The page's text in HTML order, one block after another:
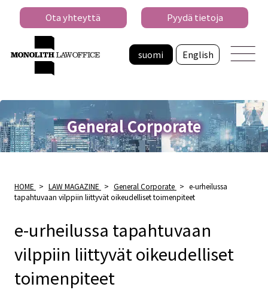
suomi English
Ota yhteyttä Pyydä tietoja
General Corporate
HOME > LAW MAGAZINE > General Corporate > e-urheilussa
tapahtuvaan vilppiin liittyvät oikeudelliset toimenpiteet
e-urheilussa tapahtuvaan
vilppiin liittyvät oikeudelliset
toimenpiteet